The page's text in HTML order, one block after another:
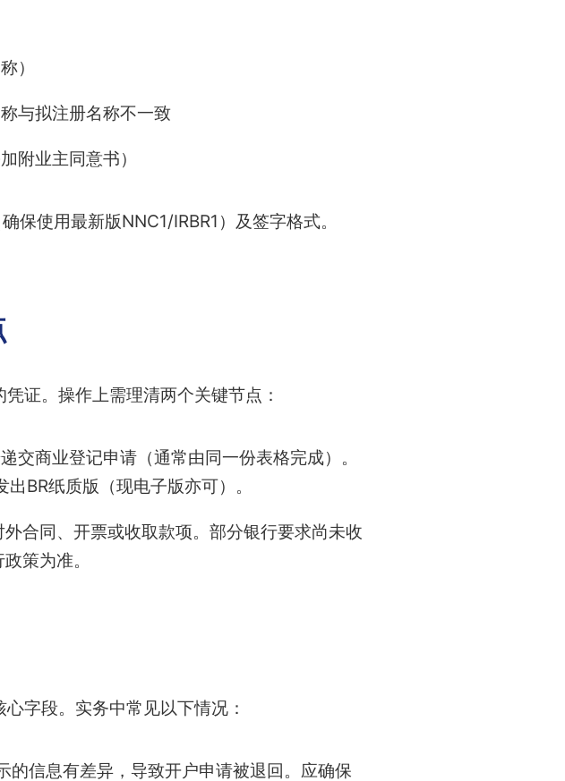
）
与拟注册名称不一致
附业主同意书）
使用最新版NNC1/IRBR1）及签字格式。
证。操作上需理清两个关键节点：
交商业登记申请（通常由同一份表格完成）。
BR纸质版（现电子版亦可）。
合同、开票或收取款项。部分银行要求尚未收
策为准。
字段。实务中常见以下情况：
的信息有差异，导致开户申请被退回。应确保